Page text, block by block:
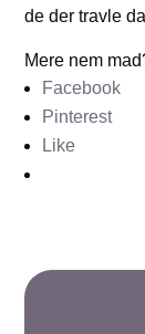
de der travle
Mere nem
Facebook
Pinterest
Like